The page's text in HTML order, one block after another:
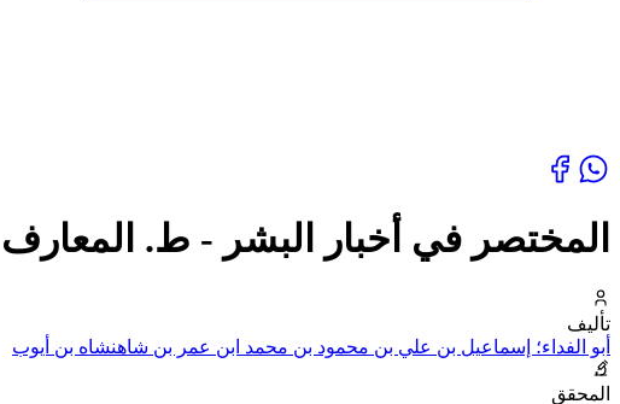
المختصر في أخبار البشر - ط. المعارف
تأليف
أبو الفداء؛ إسماعيل بن علي بن محمود بن محمد ابن عمر بن شاهنشاه بن أيوب
المحقق